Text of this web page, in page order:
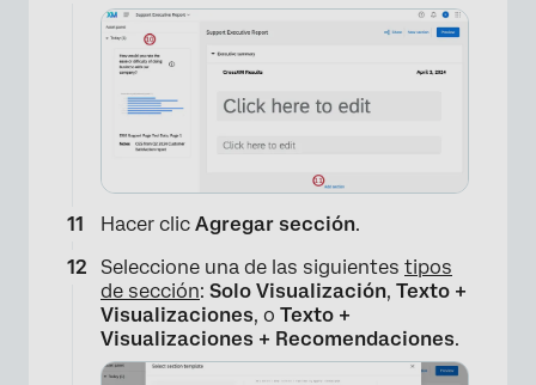
Hacer clic Agregar sección.
Seleccione una de las siguientes tipos
de sección: Solo Visualización, Texto +
Visualizaciones, o Texto +
Visualizaciones + Recomendaciones.